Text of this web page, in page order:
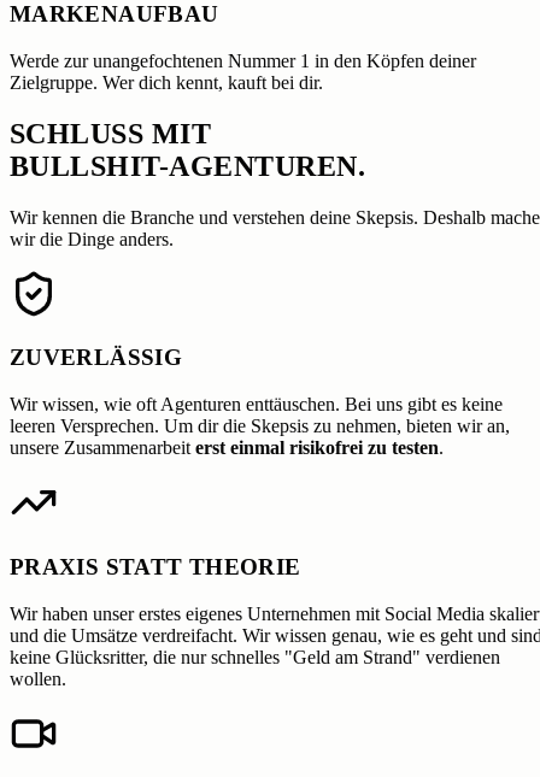
MARKENAUFBAU
Werde zur unangefochtenen Nummer 1 in den Köpfen deiner
Zielgruppe. Wer dich kennt, kauft bei dir.
SCHLUSS MIT
BULLSHIT-AGENTUREN.
Wir kennen die Branche und verstehen deine Skepsis. Deshalb
wir die Dinge anders.
ZUVERLÄSSIG
Wir wissen, wie oft Agenturen enttäuschen. Bei uns gibt es keine
leeren Versprechen. Um dir die Skepsis zu nehmen, bieten wir an,
unsere Zusammenarbeit erst einmal risikofrei zu testen.
PRAXIS STATT THEORIE
Wir haben unser erstes eigenes Unternehmen mit Social Media
und die Umsätze verdreifacht. Wir wissen genau, wie es geht und
keine Glücksritter, die nur schnelles "Geld am Strand" verdienen
wollen.